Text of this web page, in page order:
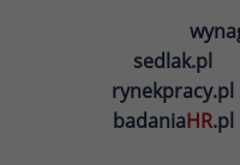
sedlak.pl
rynekpracy.pl
badaniaHR.pl